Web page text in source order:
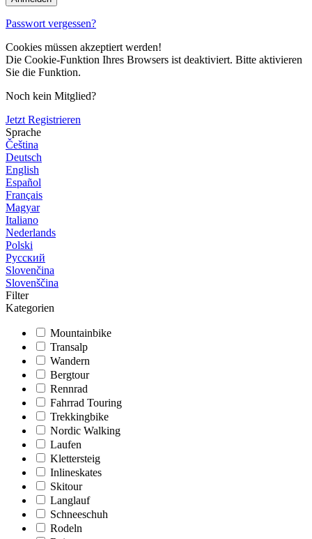
Passwort vergessen?
Cookies müssen akzeptiert werden!
Die Cookie-Funktion Ihres Browsers ist deaktiviert. Bitte aktivieren
Sie die Funktion.
Noch kein Mitglied?
Jetzt Registrieren
Sprache
Čeština
Deutsch
English
Español
Français
Magyar
Italiano
Nederlands
Polski
Русский
Slovenčina
Slovenščina
Filter
Kategorien
Mountainbike
Transalp
Wandern
Bergtour
Rennrad
Fahrrad Touring
Trekkingbike
Nordic Walking
Laufen
Klettersteig
Inlineskates
Skitour
Langlauf
Schneeschuh
Rodeln